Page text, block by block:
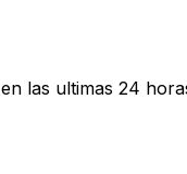
las ultimas 24